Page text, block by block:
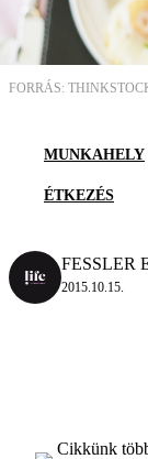
FORRÁS:
MUNKAHELY
ÉTKEZÉS
FESSLER
2015.10.15.
Cikkünk